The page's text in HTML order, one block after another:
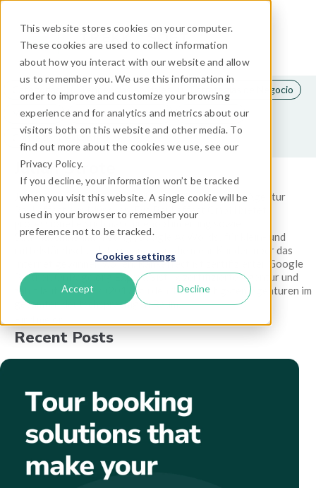
This website stores cookies on your computer.
These cookies are used to collect information
about how you interact with our website and allow
us to remember you. We use this information in
order to improve and customize your browsing
experience and for analytics and metrics about our
visitors both on this website and other media. To
find out more about the cookies we use, see our
Privacy Policy.
If you decline, your information won’t be tracked
when you visit this website. A single cookie will be
used in your browser to remember your
preference not to be tracked.
Cookies settings
Accept Decline
Estrategias de Negocio
Marketing
Tecnología de viajes
Distribución
Consejos TrekkSoft
Julian Strote
Julian Strote ist Gründer und Geschäftsführer der Agentur
Rankeffect aus München. Die Rankeffect GmbH bietet
professionelle Suchmaschinenoptimierung sowie
Suchmaschinenmarketing (Google AdWords) für klein- und
mittelständische Unternehmen an, die mehr Kunden über das
Internet gewinnen wollen. Rankeffect ist zertifizierter Google
Partner, OnPage.org Expert, Sistrix zertifizierte Agentur und
zählt laut ibusiness (2017) zu den 100 wichtigsten Agenturen im
gesamten deutschsprachigen Raum.
Recent Posts